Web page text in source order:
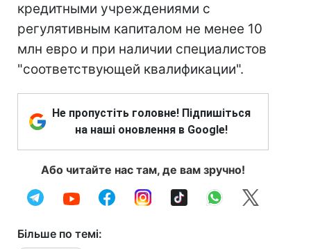
кредитными учреждениями с
регулятивным капиталом не менее 10
млн евро и при наличии специалистов
"соответствующей квалификации".
Не пропустіть головне! Підпишіться
на наші оновлення в Google!
Або читайте нас там, де вам зручно!
Більше по темі: